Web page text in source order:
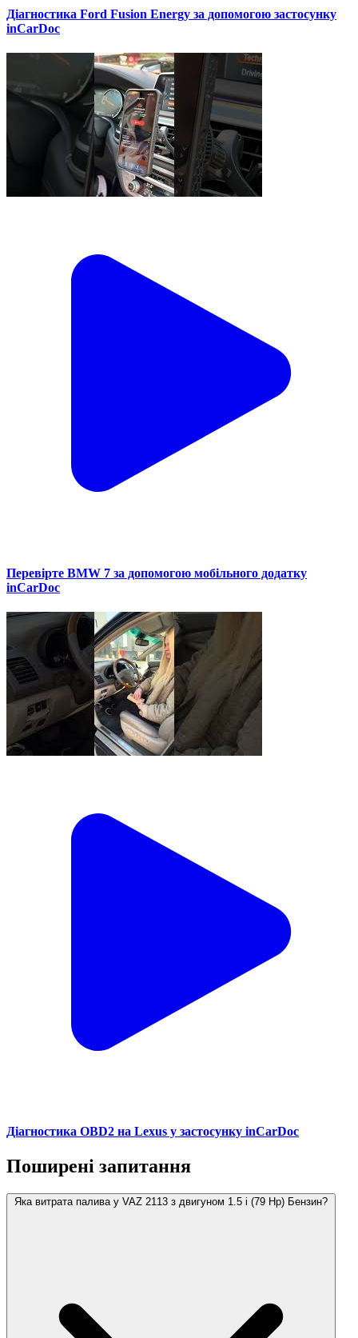
Діагностика Ford Fusion Energy за допомогою застосунку
inCarDoc
Перевірте BMW 7 за допомогою мобільного додатку
inCarDoc
Діагностика OBD2 на Lexus у застосунку inCarDoc
Поширені запитання
Яка витрата палива у VAZ 2113 з двигуном 1.5 i (79 Hp) Бензин?